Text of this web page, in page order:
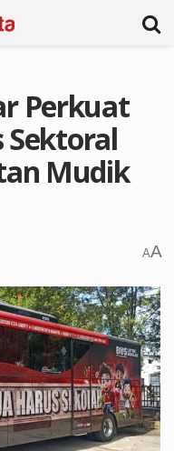
Perkuat
Sektoral
Mudik
AA